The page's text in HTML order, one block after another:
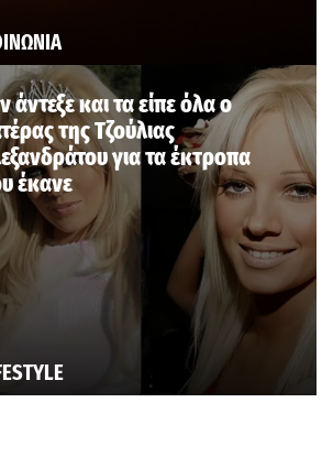
άντεξε και τα είπε όλα ο
της Τζούλιας
για τα έκτροπα
έκανε